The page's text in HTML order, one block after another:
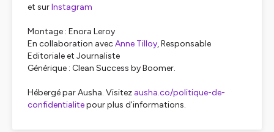
et surInstagram
Montage : Enora Leroy
En collaboration avecAnne Tilloy, Responsable
Editoriale et Journaliste
Générique : Clean Success by Boomer.
Hébergé par Ausha. Visitez ausha.co/politique-de-
confidentialitepour plus d'informations.